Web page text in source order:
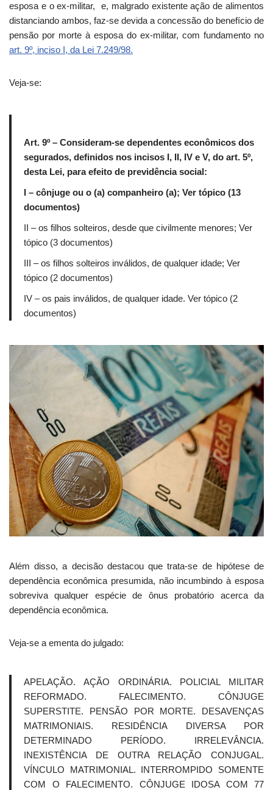
esposa e o ex-militar, e, malgrado existente ação de alimentos
distanciando ambos, faz-se devida a concessão do benefício de
pensão por morte à esposa do ex-militar, com fundamento no
art. 9º, inciso I, da Lei 7.249/98.
Veja-se:
Art. 9º – Consideram-se dependentes econômicos dos
segurados, definidos nos incisos I, II, IV e V, do art. 5º,
desta Lei, para efeito de previdência social:
I – cônjuge ou o (a) companheiro (a); Ver tópico (13
documentos)
II – os filhos solteiros, desde que civilmente menores; Ver
tópico (3 documentos)
III – os filhos solteiros inválidos, de qualquer idade; Ver
tópico (2 documentos)
IV – os pais inválidos, de qualquer idade. Ver tópico (2
documentos)
Além disso, a decisão destacou que trata-se de hipótese de
dependência econômica presumida, não incumbindo à esposa
sobreviva qualquer espécie de ônus probatório acerca da
dependência econômica.
Veja-se a ementa do julgado:
APELAÇÃO. AÇÃO ORDINÁRIA. POLICIAL MILITAR
REFORMADO. FALECIMENTO. CÔNJUGE
SUPERSTITE. PENSÃO POR MORTE. DESAVENÇAS
MATRIMONIAIS. RESIDÊNCIA DIVERSA POR
DETERMINADO PERÍODO. IRRELEVÂNCIA.
INEXISTÊNCIA DE OUTRA RELAÇÃO CONJUGAL.
VÍNCULO MATRIMONIAL. INTERROMPIDO SOMENTE
COM O FALECIMENTO. CÔNJUGE IDOSA COM 77